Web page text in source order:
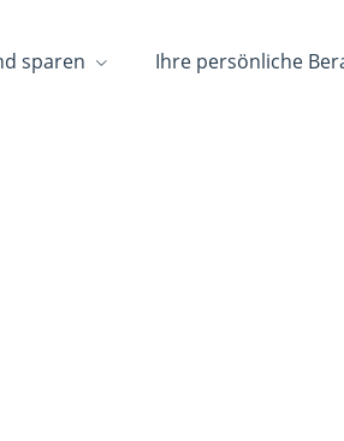
sparen Ihre persönliche